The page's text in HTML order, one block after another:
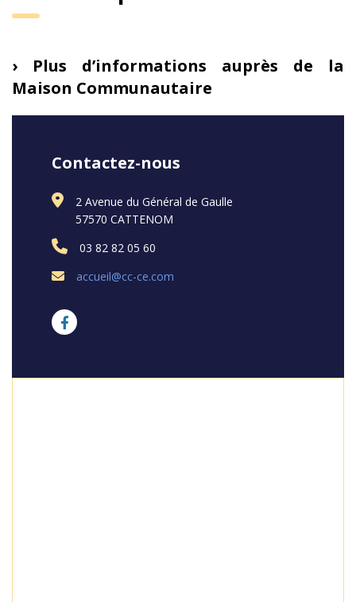
› Plus d’informations auprès de la
Maison Communautaire
Contactez-nous
2 Avenue du Général de Gaulle
57570 CATTENOM
03 82 82 05 60
accueil@cc-ce.com